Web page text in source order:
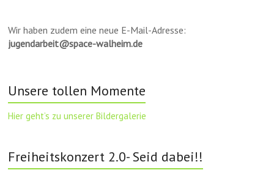
Wir haben zudem eine neue E-Mail-Adresse:
jugendarbeit@space-walheim.de
Unsere tollen Momente
Hier geht’s zu unserer Bildergalerie
Freiheitskonzert 2.0- Seid dabei!!